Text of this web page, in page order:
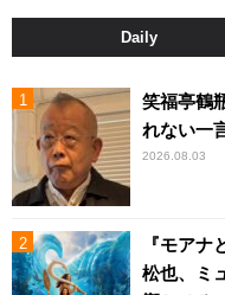
Daily
笑福亭鶴
れない一
2026.08.03
『モア
松也、ミ